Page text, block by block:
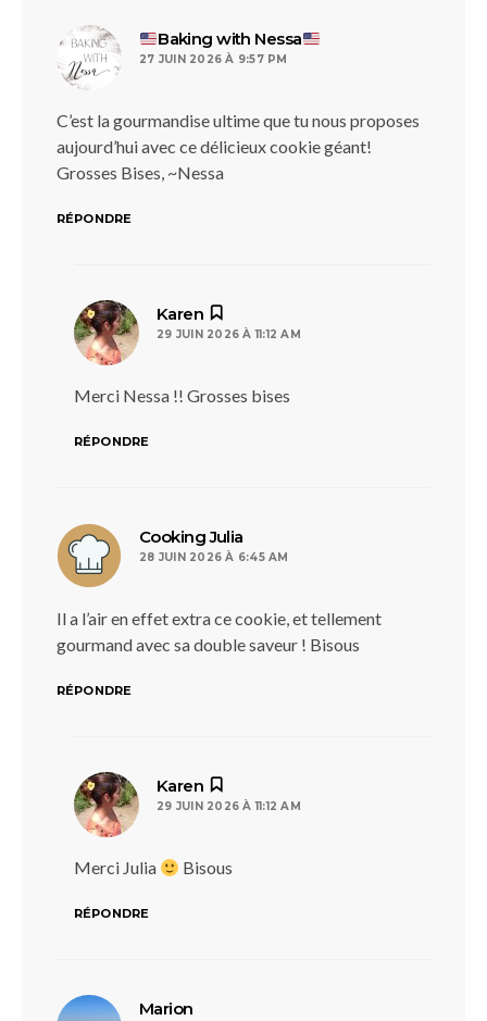
Baking with Nessa
27 JUIN 2026 À 9:57 PM
C’est la gourmandise ultime que tu nous proposes
aujourd’hui avec ce délicieux cookie géant!
Grosses Bises, ~Nessa
RÉPONDRE
Karen
29 JUIN 2026 À 11:12 AM
Merci Nessa !! Grosses bises
RÉPONDRE
Cooking Julia
28 JUIN 2026 À 6:45 AM
Il a l’air en effet extra ce cookie, et tellement
gourmand avec sa double saveur ! Bisous
RÉPONDRE
Karen
29 JUIN 2026 À 11:12 AM
Merci Julia Bisous
RÉPONDRE
Marion